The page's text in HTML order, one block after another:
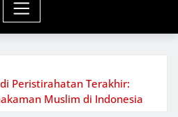
Peristirahatan Terakhir:
Muslim di Indonesia